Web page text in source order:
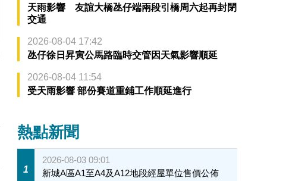
天雨影響 友誼大橋氹仔端兩段引橋周六起再封閉
交通
2026-08-04 17:42
氹仔徐日昇寅公馬路臨時交管因天氣影響順延
2026-08-04 11:54
受天雨影響 部份賽道重鋪工作順延進行
熱點新聞
1
2026-08-03 09:01
新城A區A1至A4及A12地段經屋單位售價公佈